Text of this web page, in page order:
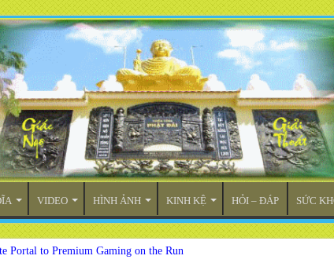
VIDEO HÌNH ẢNH KINH KỆ HỎI – ĐÁP SỨC
Portal to Premium Gaming on the Run